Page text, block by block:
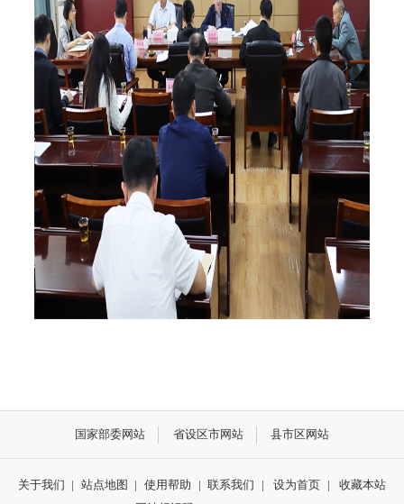
国家部委网站 省设区市网站 县市区网站
关于我们 | 站点地图 | 使用帮助 | 联系我们 | 设为首页 |
收藏本站